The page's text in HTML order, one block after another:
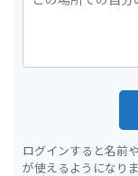
ログインすると名前
が使えるようになりま